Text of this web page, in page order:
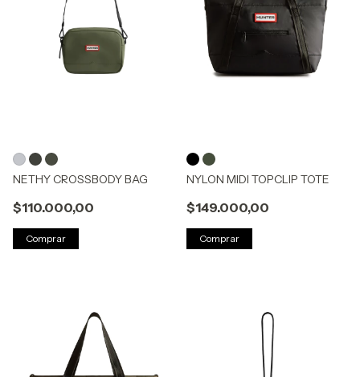
NETHY CROSSBODY BAG
$110.000,00
Comprar
NYLON MIDI TOPCLIP TOTE
$149.000,00
Comprar